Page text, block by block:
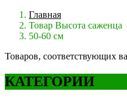
Главная
Товар Высота саженца
50-60 см
Товаров, соответствующих
КАТЕГОРИИ